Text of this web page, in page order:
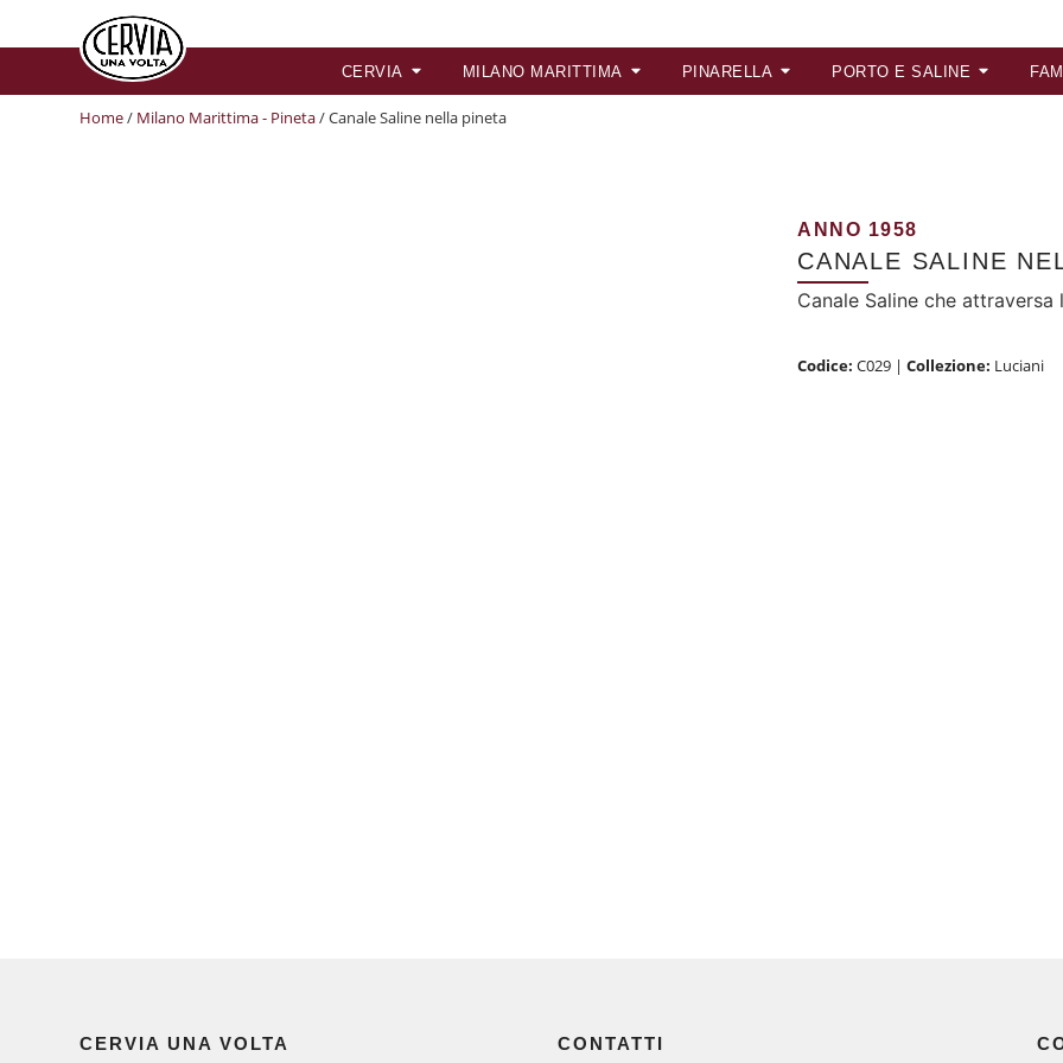
CERVIA MILANO MARITTIMA PINARELLA PORTO E SALINE
Home/ Milano Marittima - Pineta/ Canale Saline nella pineta
ANNO 1958
CANALE SALINE
Canale Saline che
Codice: C029 | Collezione: Luciani
CERVIA UNA VOLTA CONTATTI